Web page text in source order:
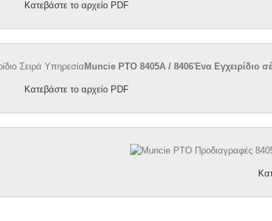
Κατεβάστε το αρχείο PDF
Muncie PTO 8405A / 8406Ένα Εγχειρίδιο
Κατεβάστε το αρχείο PDF